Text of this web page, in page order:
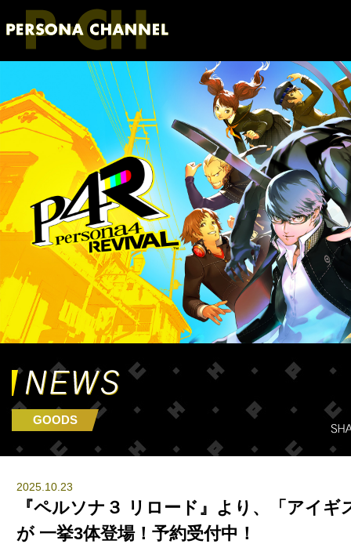
GOODS
2025.10.23
『ペルソナ３ リロード』より、「アイ
が 一挙3体登場！予約受付中！